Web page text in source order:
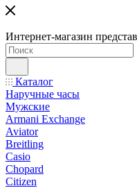
Интернет-магазин
Каталог
Наручные часы
Мужские
Armani Exchange
Aviator
Breitling
Casio
Chopard
Citizen